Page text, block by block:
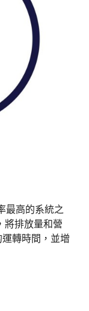
最高的系統之
將排放量和營
轉時間，並增